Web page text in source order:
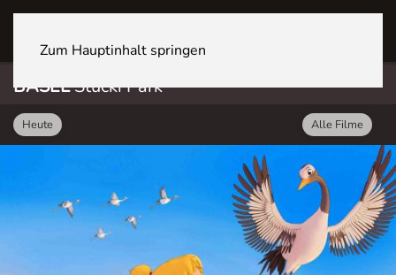
Zum Hauptinhalt springen
BASELStücki Park
Heute Alle Filme